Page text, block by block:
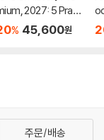
2027: 5 Practi
Tests + Compre
% 45,600원
주문/배송